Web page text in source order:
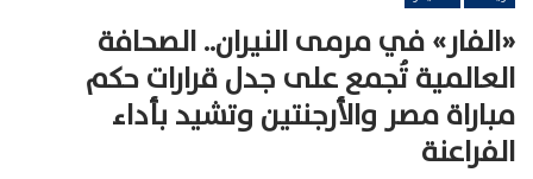
«الفار» في مرمى النيران.. الصحافة
العالمية تُجمع على جدل قرارات حكم
مباراة مصر والأرجنتين وتشيد بأداء
الفراعنة